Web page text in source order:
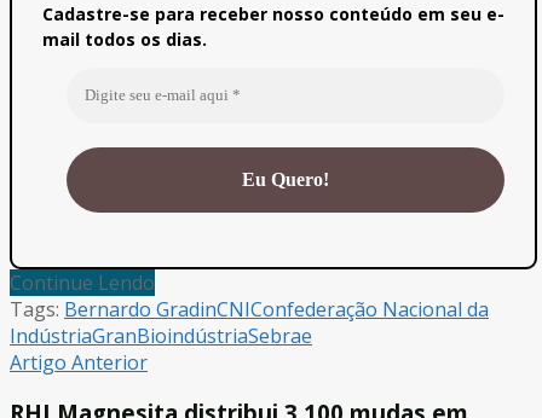
Cadastre-se para receber nosso conteúdo em seu e-
mail todos os dias.
Continue Lendo
Tags: Bernardo GradinCNIConfederação Nacional da
IndústriaGranBioindústriaSebrae
Artigo Anterior